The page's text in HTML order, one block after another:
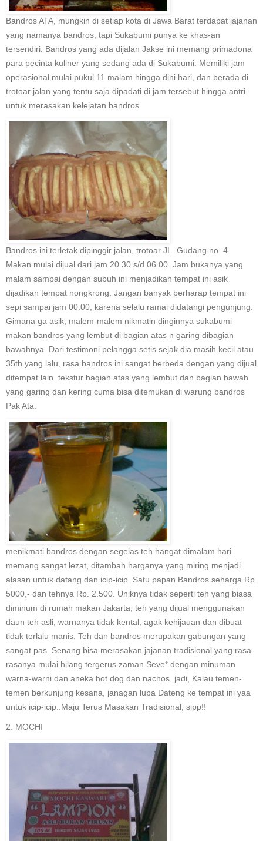
Bandros ATA, mungkin di setiap kota di Jawa Barat terdapat jajanan
yang namanya bandros, tapi Sukabumi punya ke khas-an
tersendiri. Bandros yang ada dijalan Jakse ini memang primadona
para pecinta kuliner yang sedang ada di Sukabumi. Memiliki jam
operasional mulai pukul 11 malam hingga dini hari, dan berada di
trotoar jalan yang tentu saja dipadati di jam tersebut hingga antri
untuk merasakan kelejatan bandros.
Bandros ini terletak dipinggir jalan, trotoar JL. Gudang no. 4.
Makan mulai dijual dari jam 20.30 s/d 06.00. Jam bukanya yang
malam sampai dengan subuh ini menjadikan tempat ini asik
dijadikan tempat nongkrong. Jangan banyak berharap tempat ini
sepi sampai jam 00.00, karena selalu ramai didatangi pengunjung.
Gimana ga asik, malem-malem nikmatin dinginnya sukabumi
makan bandros yang lembut di bagian atas n garing dibagian
bawahnya. Dari testimoni pelangga setis sejak dia masih kecil atau
35th yang lalu, rasa bandros ini sangat berbeda dengan yang dijual
ditempat lain. tekstur bagian atas yang lembut dan bagian bawah
yang garing dan kering cuma bisa ditemukan di warung bandros
Pak Ata.
menikmati bandros dengan segelas teh hangat dimalam hari
memang sangat lezat, ditambah harganya yang miring menjadi
alasan untuk datang dan icip-icip. Satu papan Bandros seharga Rp.
5000,- dan tehnya Rp. 2.500. Uniknya tidak seperti teh yang biasa
diminum di rumah makan Jakarta, teh yang dijual menggunakan
daun teh asli, warnanya tidak kental, agak kehijauan dan dibuat
tidak terlalu manis. Teh dan bandros merupakan gabungan yang
sangat pas. Senang bisa merasakan jajanan tradisional yang rasa-
rasanya mulai hilang tergerus zaman Seve* dengan minuman
warna-warni dan aneka hot dog dan nachos. jadi, Kalau temen-
temen berkunjung kesana, janagan lupa Dateng ke tempat ini yaa
untuk icip-icip..Maju Terus Masakan Tradisional, sipp!!
2. MOCHI